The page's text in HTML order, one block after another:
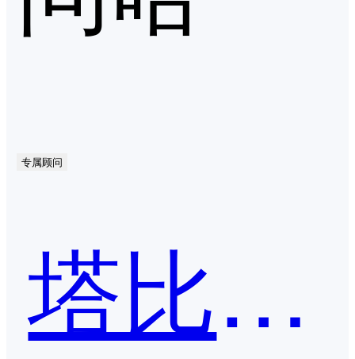
专属顾问
塔比星产业互联网平台